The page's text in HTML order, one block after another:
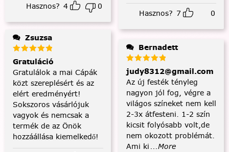
Hasznos? 4 0
Zsuzsa
Gratuláció
Gratulálok a mai Cápák
közt szereplésért és az
elért eredményért!
Sokszoros vásárlójuk
vagyok és nemcsak a
termék de az Önök
hozzáállása kiemelkedő!
Hasznos? 7 0
Bernadett
judy8312@gmail.com
Az új festék tényleg
nagyon jól fog, végre a
világos színeket nem kell
2-3x átfesteni. 1-2 szín
kicsit folyósabb volt,de
nem okozott problémát.
Ami ki ...More